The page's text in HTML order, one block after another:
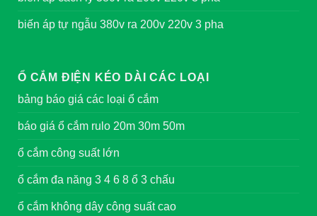
biến áp tự ngẫu 380v ra 200v 220v 3 pha
Ổ CẮM ĐIỆN KÉO DÀI CÁC LOẠI
bảng báo giá các loại ổ cắm
báo giá ổ cắm rulo 20m 30m 50m
ổ cắm công suất lớn
ổ cắm đa năng 3 4 6 8 ổ 3 chấu
ổ cắm không dây công suất cao